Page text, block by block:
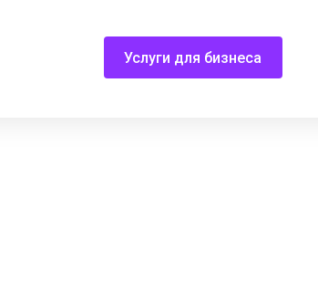
Услуги для бизнеса